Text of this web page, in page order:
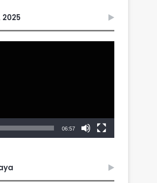
2025
06:57